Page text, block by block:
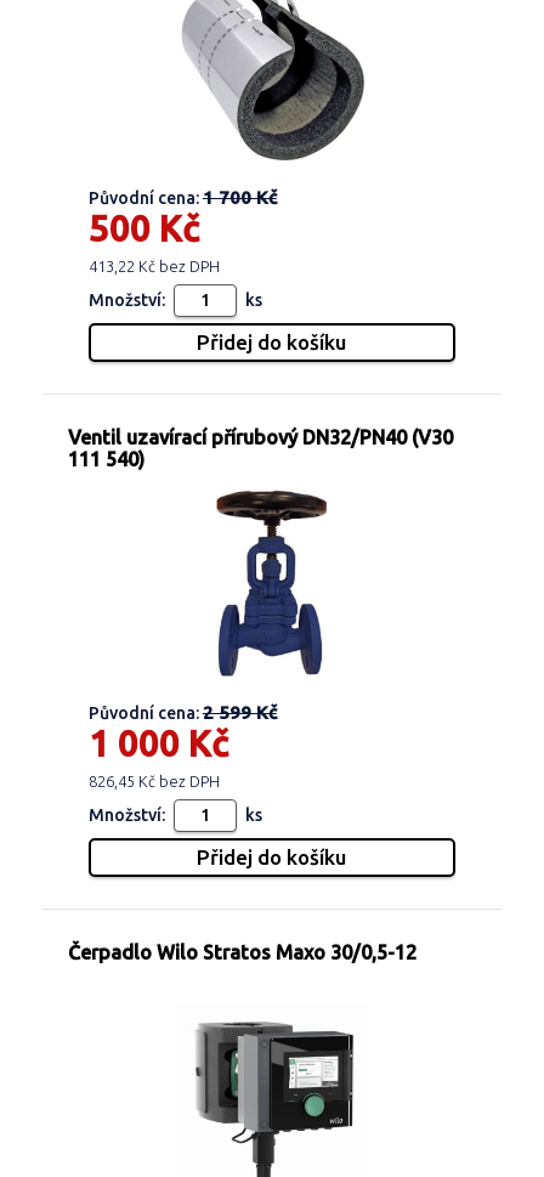
Původní cena:1 700 Kč
500 Kč
413,22 Kč bez DPH
Množství: ks
Ventil uzavírací přírubový DN32/PN40 (V30
111 540)
Původní cena:2 599 Kč
1 000 Kč
826,45 Kč bez DPH
Množství: ks
Čerpadlo Wilo Stratos Maxo 30/0,5-12